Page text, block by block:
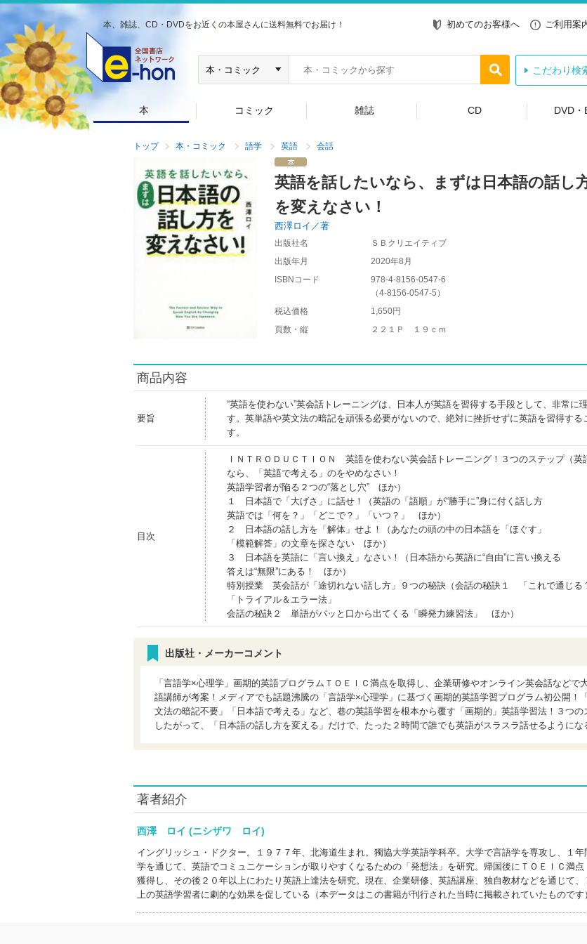
本、雑誌、CD・DVDをお近くの本屋さんに送料無料でお届け！ 初めてのお客様へ ご利用案
こだわり検
本 コミック 雑誌 CD DVD
トップ 本・コミック 語学 英語 会話
英語を話したいなら、まずは日本語の話し
を変えなさい！
西澤ロイ／著
出版社名
ＳＢクリエイティブ
出版年月
2020年8月
ISBNコード
978-4-8156-0547-6
（4-8156-0547-5 ）
税込価格
1,650円
頁数・縦
２２１Ｐ １９ｃｍ
商品内容
要旨
“英語を使わない”英会話トレーニングは、日本人が英語を習得する手段として、非常に
す。英単語や英文法の暗記を頑張る必要がないので、絶対に挫折せずに英語を習得する
す。
目次
ＩＮＴＲＯＤＵＣＴＩＯＮ 英語を使わない英会話トレーニング！３つのステップ（英
なら、「英語で考える」のをやめなさい！
英語学習者が陥る２つの“落とし穴” ほか）
１ 日本語で「大げさ」に話せ！（英語の「語順」が“勝手に”身に付く話し方
英語では「何を？」「どこで？」「いつ？」 ほか）
２ 日本語の話し方を「解体」せよ！（あなたの頭の中の日本語を「ほぐす」
「模範解答」の文章を探さない ほか）
３ 日本語を英語に「言い換え」なさい！（日本語から英語に“自由”に言い換える
答えは“無限”にある！ ほか）
特別授業 英会話が「途切れない話し方」９つの秘訣（会話の秘訣１ 「これで通じる
「トライアル＆エラー法」
会話の秘訣２ 単語がパッと口から出てくる「瞬発力練習法」 ほか）
出版社・メーカーコメント
「言語学×心理学」画期的英語プログラムＴＯＥＩＣ満点を取得し、企業研修やオンライン英会話などで
語講師が考案！メディアでも話題沸騰の「言語学×心理学」に基づく画期的英語学習プログラム初公開！
文法の暗記不要」「日本語で考える」など、巷の英語学習を根本から覆す「画期的」英語学習法！３つの
したがって、「日本語の話し方を変える」だけで、たった２時間で誰でも英語がスラスラ話せるようにな
著者紹介
西澤 ロイ (ニシザワ ロイ)
イングリッシュ・ドクター。１９７７年、北海道生まれ。獨協大学英語学科卒。大学で言語学を専攻し、１年
学を通じて、英語でコミュニケーションが取りやすくなるための「発想法」を研究。帰国後にＴＯＥＩＣ満点
獲得し、その後２０年以上にわたり英語上達法を研究。現在、企業研修、英語講座、独自教材などを通じて、
上の英語学習者に劇的な効果を促している（本データはこの書籍が刊行された当時に掲載されていたものです）